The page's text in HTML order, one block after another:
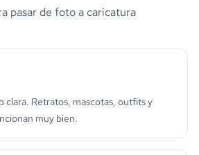
pasar de foto a caricatura
clara. Retratos, mascotas, outfits y
muy bien.